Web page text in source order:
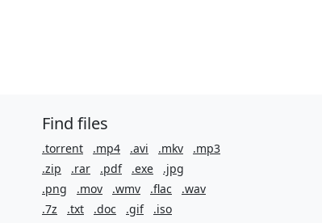
Find files
.torrent .mp4 .avi .mkv
.mp3
.zip
.rar .pdf .exe
.jpg
.png
.mov .wmv .flac
.wav
.7z
.txt .doc .gif .iso